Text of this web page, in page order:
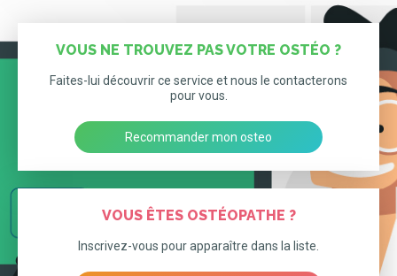
VOUS NE TROUVEZ PAS VOTRE OSTÉO ?
Faites-lui découvrir ce service et nous le contacterons
pour vous.
Recommander mon osteo
VOUS ÊTES OSTÉOPATHE ?
Inscrivez-vous pour apparaître dans la liste.